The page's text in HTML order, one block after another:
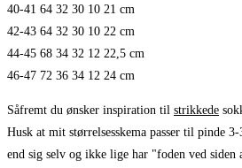
40-41 64 32 30 10 21 cm
42-43 64 32 30 10 22 cm
44-45 68 34 32 12 22,5 cm
46-47 72 36 34 12 24 cm
Såfremt du ønsker inspiration til strikkede
Husk at mit størrelsesskema passer til pinde
end sig selv og ikke lige har "foden ved